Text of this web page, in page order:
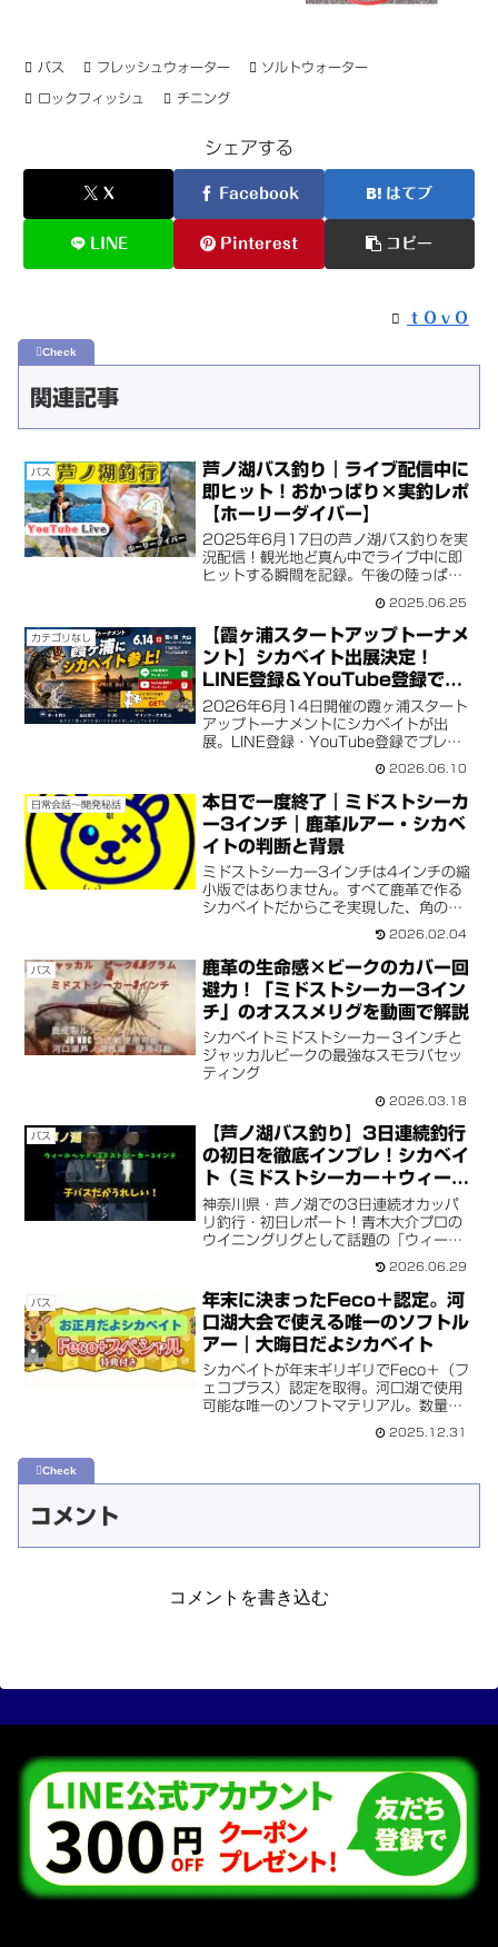
バス フレッシュウォーター ソルトウォーター
ロックフィッシュ チニング
シェアする
X Facebook はてブ
LINE Pinterest コピー
ｔＯｖＯ
関連記事
バス
芦ノ湖バス釣り｜ライブ配信中に
即ヒット！おかっぱり×実釣レポ
【ホーリーダイバー】
2025年6月17日の芦ノ湖バス釣りを実
況配信！観光地ど真ん中でライブ中に即
ヒットする瞬間を記録。午後の陸っぱり
アー・ミドストシーカーとホーリーダイ
バーの実力も検証！
2025.06.25
カテゴリなし
【霞ヶ浦スタートアップトーナメ
ント】シカベイト出展決定！
LINE登録＆YouTube登録でプ
レゼント企画開催！
2026年6月14日開催の霞ヶ浦スタート
アップトーナメントにシカベイトが出
展。LINE登録・YouTube登録でプレゼ
ャレンジも開催。大会参加者も見学の方
もぜひお立ち寄りください。
2026.06.10
日常会話〜開発秘話
本日で一度終了｜ミドストシーカ
ー3インチ｜鹿革ルアー・シカベ
イトの判断と背景
ミドストシーカー3インチは4インチの縮
小版ではありません。すべて鹿革で作る
シカベイトだからこそ実現した、角のな
シャンク長で動きを調整でき、芦ノ湖・
河口湖・西湖などワーム禁止レイクにも
対応。春シーズン準備に。
2026.02.04
バス
鹿革の生命感×ビークのカバー回
避力！「ミドストシーカー3イン
チ」のオススメリグを動画で解説
シカベイトミドストシーカー３インチと
ジャッカルビークの最強なスモラバセッ
ティング
2026.03.18
バス
【芦ノ湖バス釣り】3日連続釣行
の初日を徹底インプレ！シカベイ
ト（ミドストシーカー＋ウィール
ヘッド）で芦ノ湖バスを完全攻
略！
神奈川県・芦ノ湖での3日連続オカッパ
リ釣行・初日レポート！青木大介プロの
ウイニングリグとして話題の「ウィール
「シカベイト（ミドストシーカー3イン
チ）」の最強セッティングで、ハイプレ
ッシャーな天才バスを攻略。ライブ配信
での心温まるエピソードも！
2026.06.29
バス
年末に決まったFeco＋認定。河
口湖大会で使える唯一のソフトル
アー｜大晦日だよシカベイト
シカベイトが年末ギリギリでFeco＋（フ
ェコプラス）認定を取得。河口湖で使用
可能な唯一のソフトマテリアル。数量僅
2025.12.31
コメント
コメントを書き込む